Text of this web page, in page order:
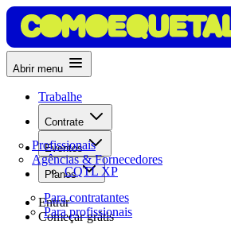
Abrir menu
Trabalhe
Contrate
Profissionais
Agências & Fornecedores
Eventos
CQTL XP
Planos
Para contratantes
Para profissionais
Entrar
Começar grátis